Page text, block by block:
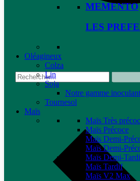
MEMENTO
LES
Oléagineux
Colza
Lin
Soja
Notre gamme
Tournesol
Maïs
Maïs Très
Maïs Précoce
Maïs Demi-
Maïs Demi-
Maïs Demi-
Maïs Tardif
Maïs V2 Max